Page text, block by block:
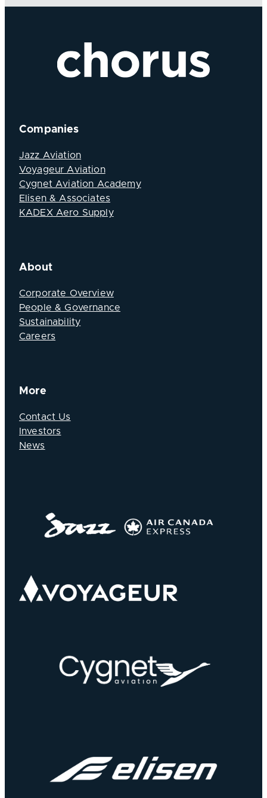
Companies
Jazz Aviation
Voyageur Aviation
Cygnet Aviation Academy
Elisen & Associates
KADEX Aero Supply
About
Corporate Overview
People & Governance
Sustainability
Careers
More
Contact Us
Investors
News